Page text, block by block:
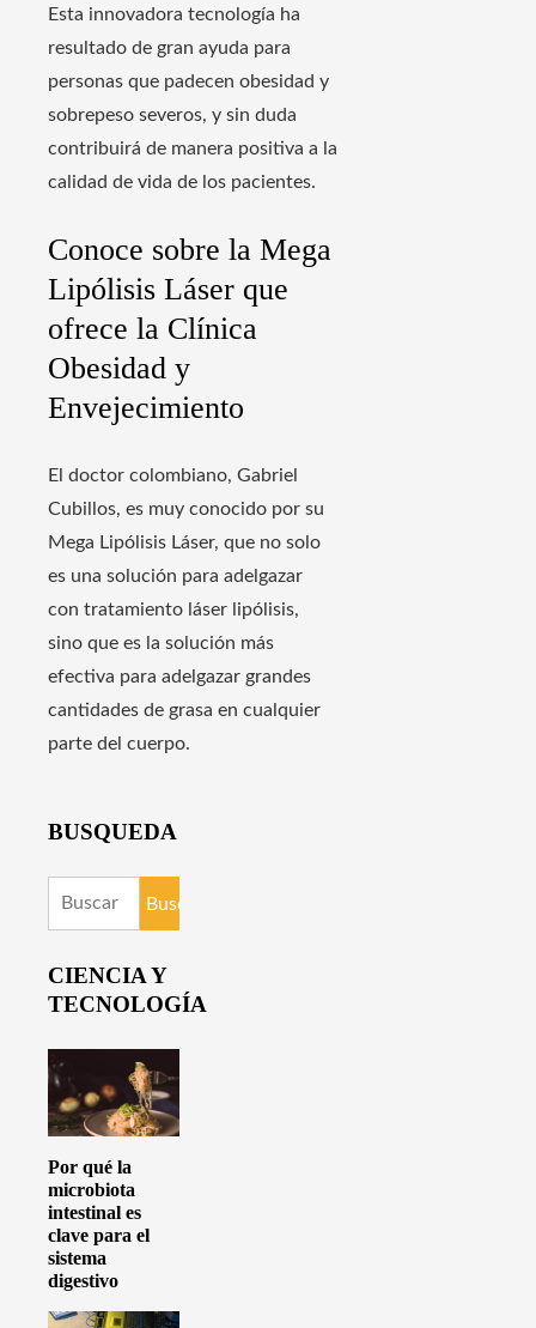
Esta innovadora tecnología ha
resultado de gran ayuda para
personas que padecen obesidad y
sobrepeso severos, y sin duda
contribuirá de manera positiva a la
calidad de vida de los pacientes.
Conoce sobre la Mega
Lipólisis Láser que
ofrece la Clínica
Obesidad y
Envejecimiento
El doctor colombiano, Gabriel
Cubillos, es muy conocido por su
Mega Lipólisis Láser, que no solo
es una solución para adelgazar
con tratamiento láser lipólisis,
sino que es la solución más
efectiva para adelgazar grandes
cantidades de grasa en cualquier
parte del cuerpo.
BUSQUEDA
Buscar:
CIENCIA Y
TECNOLOGÍA
Por qué la
microbiota
intestinal es
clave para el
sistema
digestivo